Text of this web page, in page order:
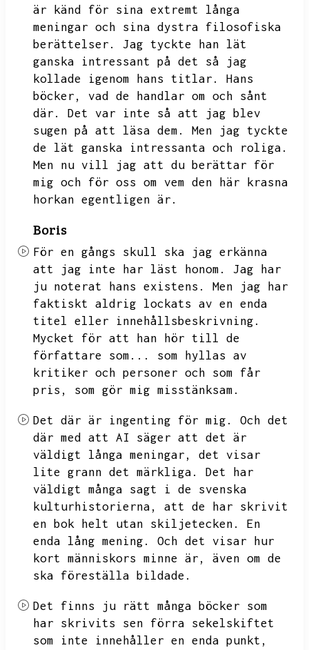
är känd för sina extremt långa
meningar och sina dystra filosofiska
berättelser.
Jag tyckte han lät
ganska intressant på det så jag
kollade igenom hans titlar.
Hans
böcker,
vad de handlar om och sånt
där.
Det var inte så att jag blev
sugen på att läsa dem.
Men jag tyckte
de lät ganska intressanta och roliga.
Men nu vill jag att du berättar för
mig och för oss om vem den här krasna
horkan egentligen är.
Boris
För en gångs skull ska jag erkänna
att jag inte har läst honom.
Jag har
ju noterat hans existens.
Men jag har
faktiskt aldrig lockats av en enda
titel eller innehållsbeskrivning.
Mycket för att han hör till de
författare som...
som hyllas av
kritiker och personer och som får
pris,
som gör mig misstänksam.
Det där är ingenting för mig.
Och det
där med att AI säger att det är
väldigt långa meningar,
det visar
lite grann det märkliga.
Det har
väldigt många sagt i de svenska
kulturhistorierna,
att de har skrivit
en bok helt utan skiljetecken.
En
enda lång mening.
Och det visar hur
kort människors minne är,
även om de
ska föreställa bildade.
Det finns ju rätt många böcker som
har skrivits sen förra sekelskiftet
som inte innehåller en enda punkt,